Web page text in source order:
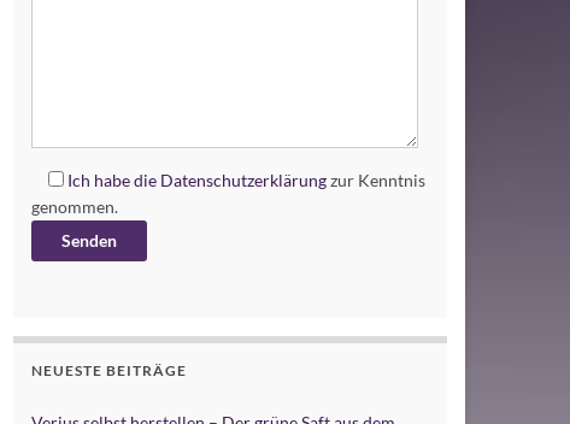
Ich habe die Datenschutzerklärungzur Kenntnis
genommen.
NEUESTE BEITRÄGE